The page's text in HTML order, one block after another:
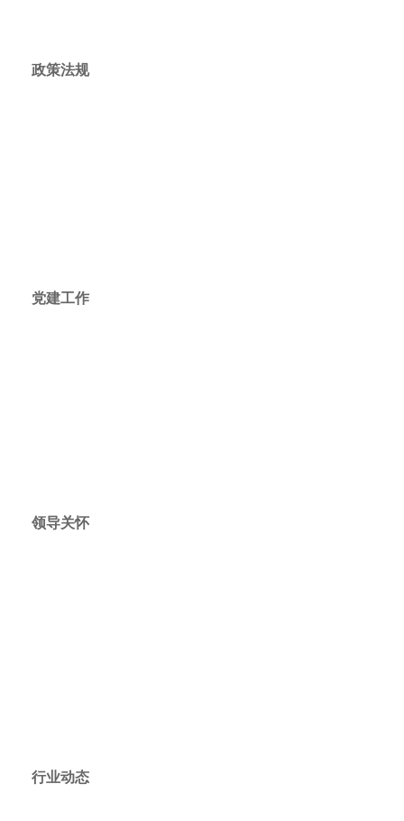
政策法规
党建工作
领导关怀
行业动态